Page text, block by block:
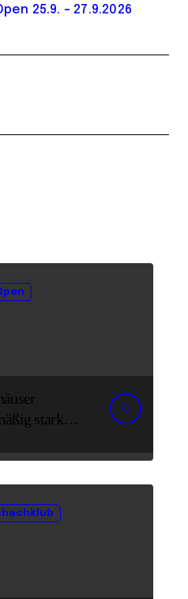
25.9. – 27.9.2026
stark